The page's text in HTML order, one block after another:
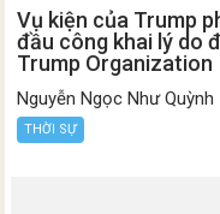
Vụ kiện của Trump
đầu công khai lý do
Trump Organization
Nguyễn Ngọc Như
THỜI SỰ